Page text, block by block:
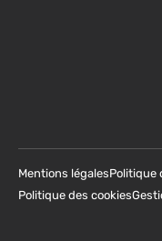
Mentions légalesPolitique
Politique des cookies